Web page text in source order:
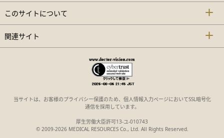
このサイトについて
関連サイト
当サイトは、お客様のプライバシー保護のため、個人情報入力ページにおいてSSL暗号化
通信を採用しています。
厚生労働大臣許可13-ユ-010743
© 2009-2026 MEDICAL RESOURCES Co., Ltd. All Rights Reserved.